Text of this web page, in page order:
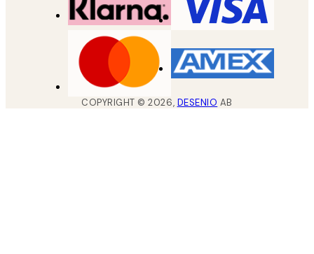
COPYRIGHT ©2026, DESENIO AB